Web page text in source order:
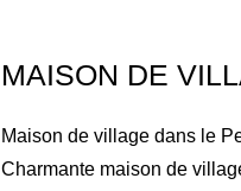
Maison de village dans le
Charmante maison de